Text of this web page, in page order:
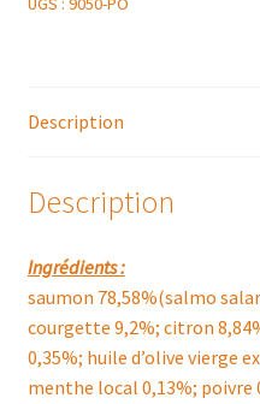
COURGETTE
Description
Description
Ingrédients :
saumon 78,58%(salmo
courgette 9,2%; citron
0,35%; huile d’olive vierge
menthe local 0,13%; poivre